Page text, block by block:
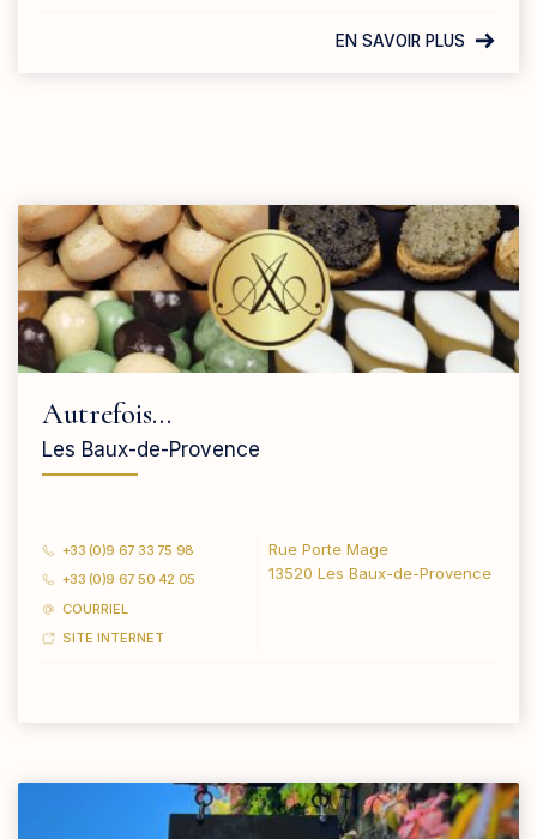
EN SAVOIR PLUS
Autrefois…
Les Baux-de-Provence
+33 (0)9 67 33 75 98
+33 (0)9 67 50 42 05
COURRIEL
SITE INTERNET
Rue Porte Mage
13520 Les Baux-de-Provence